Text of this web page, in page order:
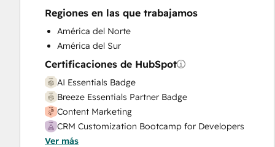
Sales Coaching and Training
Sales Enablement
Search Engine Optimization
Website Design
Website Development
Website Migration
Regiones en las que trabajamos
América del Norte
América del Sur
Certificaciones de HubSpot
AI Essentials Badge
Breeze Essentials Partner Badge
Content Marketing
CRM Customization Bootcamp for Developers
Digital Advertising
Ver más